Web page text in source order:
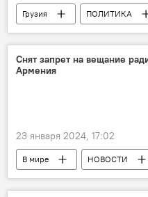
Грузия ПОЛИТИКА
Антикоррупционное бюро
Снят запрет на вещание
Армения
23 января 2024, 17:02
В мире НОВОСТИ
Sputnik
Армения